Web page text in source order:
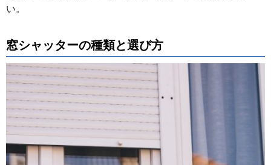
い。
窓シャッターの種類と選び方